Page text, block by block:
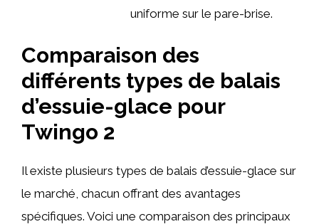
uniforme sur le pare-brise.
Comparaison des
différents types de balais
d’essuie-glace pour
Twingo 2
Il existe plusieurs types de balais d’essuie-glace sur
le marché, chacun offrant des avantages
spécifiques. Voici une comparaison des principaux